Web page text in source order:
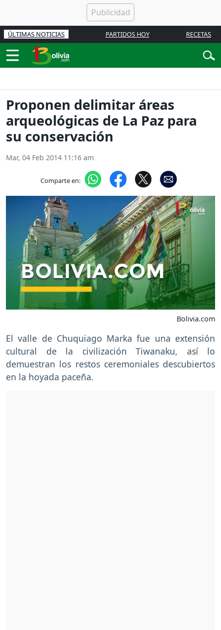
ÚLTIMAS NOTICIAS PARTIDOS HOY RECETAS
Proponen delimitar áreas
arqueológicas de La Paz para
su conservación
Mar, 04 Feb 2014 11:16 am
Comparte en:
Bolivia.com
El valle de Chuquiago Marka fue una extensión
cultural de la civilización Tiwanaku, así lo
demuestran los restos ceremoniales descubiertos
en la hoyada paceña.